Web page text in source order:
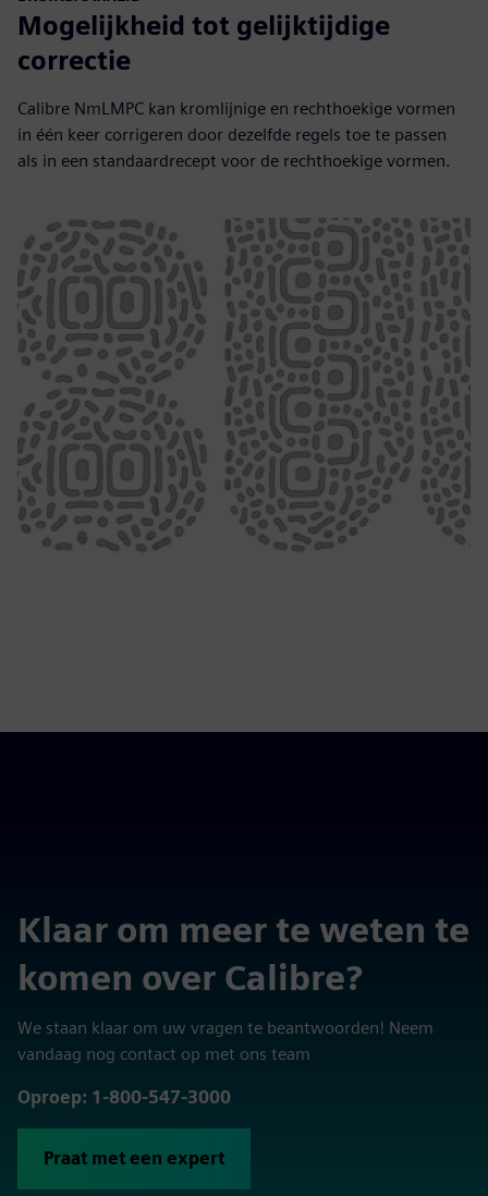
Mogelijkheid tot gelijktijdige
correctie
Calibre NmLMPC kan kromlijnige en rechthoekige vormen
in één keer corrigeren door dezelfde regels toe te passen
als in een standaardrecept voor de rechthoekige vormen.
Klaar om meer te weten te
komen over Calibre?
We staan klaar om uw vragen te beantwoorden! Neem
vandaag nog contact op met ons team
Oproep: 1-800-547-3000
Praat met een expert